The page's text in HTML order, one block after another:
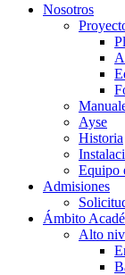
Nosotros
Ayse
Historia
Equipo
Admisiones
Ámbito
Alto